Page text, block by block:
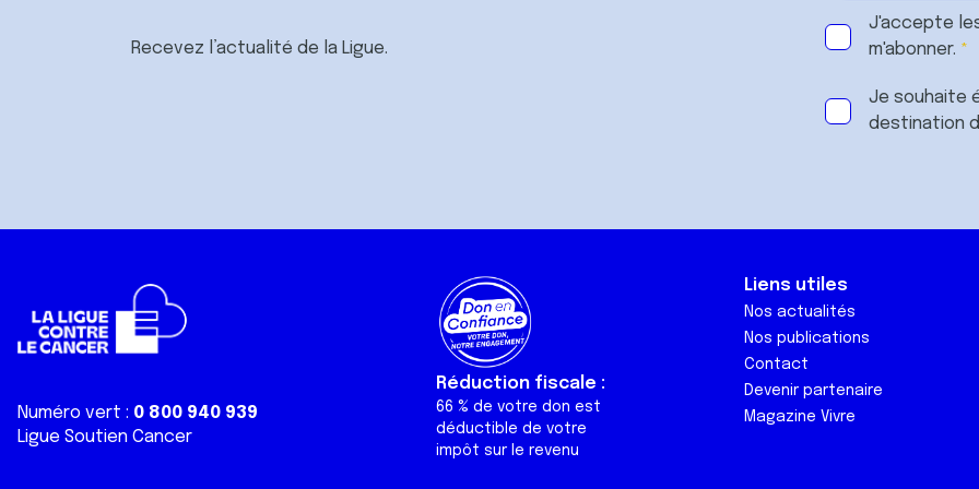
Recevez l’actualité de la Ligue.
J'accepte
m'abonner.
Je souhaite
destination
Numéro vert : 0 800 940 939
Ligue Soutien Cancer
Réduction fiscale :
66 % de votre don est
déductible de votre
impôt sur le revenu
Liens utiles
Nos actualités
Nos publications
Contact
Devenir partenaire
Magazine Vivre